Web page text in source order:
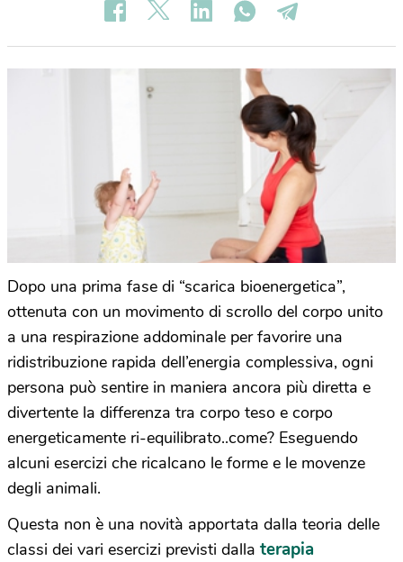
Dopo una prima fase di “scarica bioenergetica”,
ottenuta con un movimento di scrollo del corpo unito
a una respirazione addominale per favorire una
ridistribuzione rapida dell’energia complessiva, ogni
persona può sentire in maniera ancora più diretta e
divertente la differenza tra corpo teso e corpo
energeticamente ri-equilibrato..come? Eseguendo
alcuni esercizi che ricalcano le forme e le movenze
degli animali.
Questa non è una novità apportata dalla teoria delle
classi dei vari esercizi previsti dalla terapia